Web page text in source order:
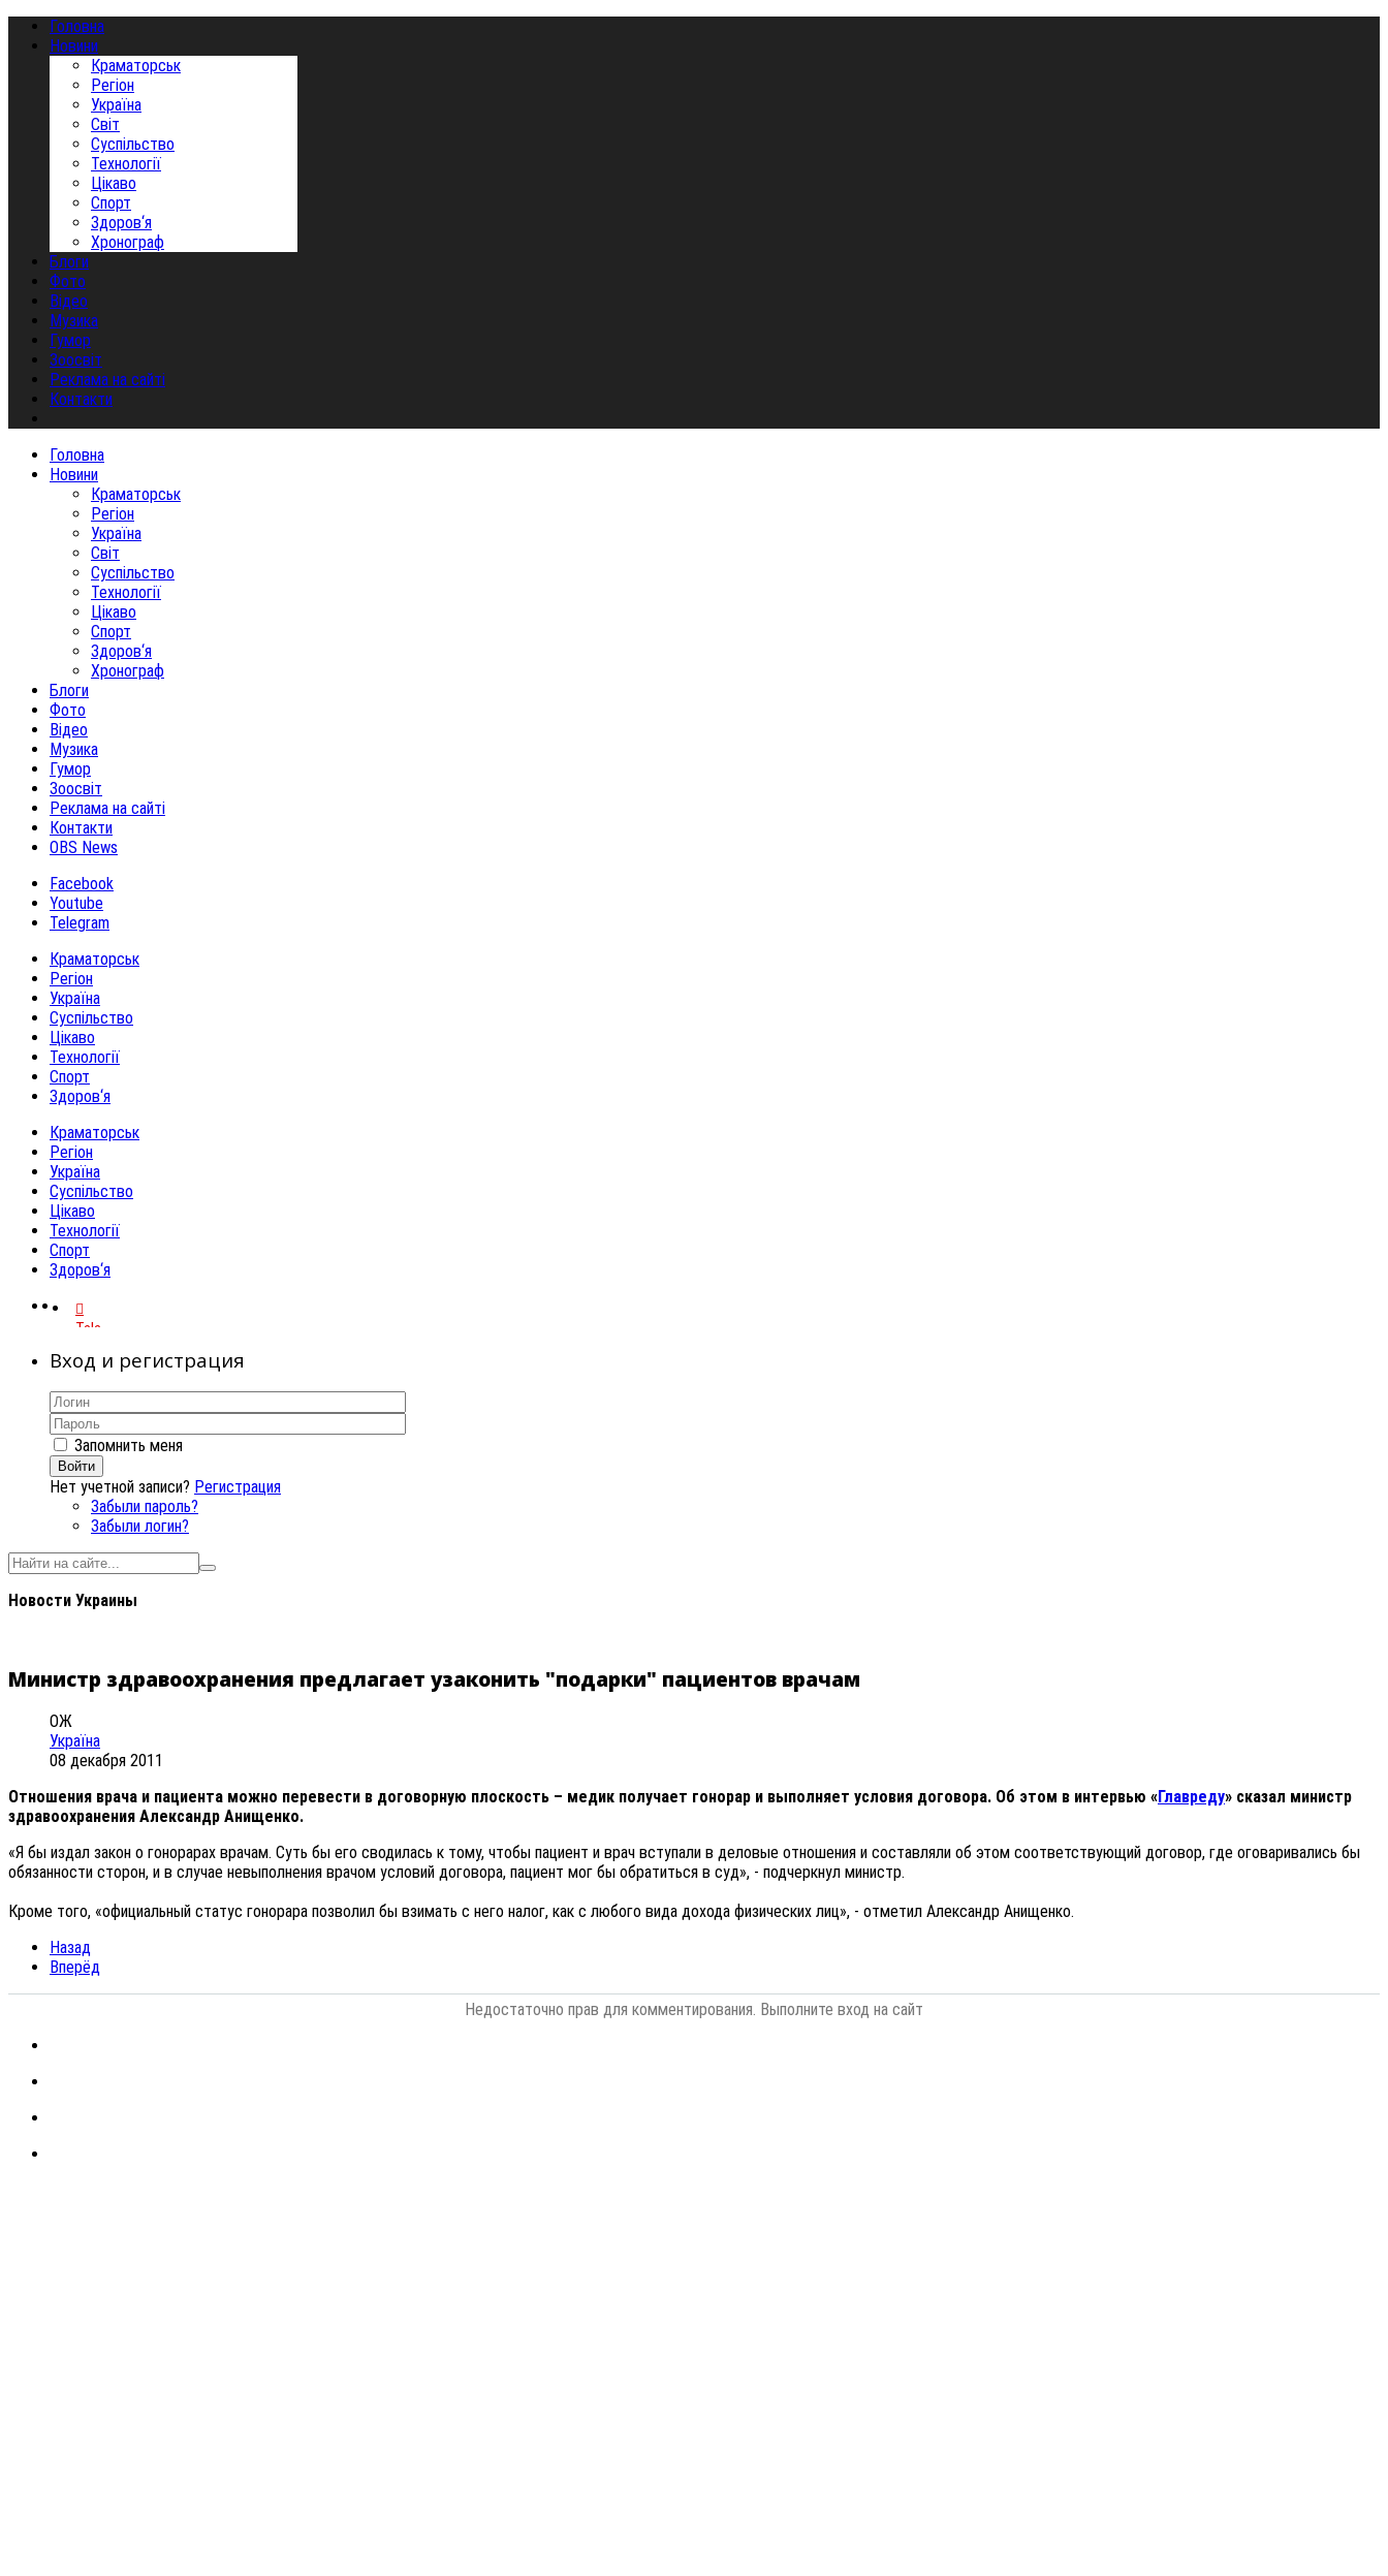
Головна
Новини
Краматорськ
Регіон
Україна
Світ
Суспільство
Технології
Цікаво
Спорт
Здоров‘я
Хронограф
Блоги
Фото
Відео
Музика
Гумор
Зоосвіт
Реклама на сайті
Контакти
Головна
Новини
Краматорськ
Регіон
Україна
Світ
Суспільство
Технології
Цікаво
Спорт
Здоров‘я
Хронограф
Блоги
Фото
Відео
Музика
Гумор
Зоосвіт
Реклама на сайті
Контакти
OBS News
Facebook
Youtube
Telegram
Краматорськ
Регіон
Україна
Суспільство
Цікаво
Технології
Спорт
Здоров‘я
Краматорськ
Регіон
Україна
Суспільство
Цікаво
Технології
Спорт
Здоров‘я
Telegram
Вход и регистрация
Запомнить меня
Войти
Нет учетной записи? Регистрация
Забыли пароль?
Забыли логин?
Новости Украины
Министр здравоохранения предлагает узаконить "подарки" пациентов врачам
ОЖ
Україна
08 декабря 2011
Отношения врача и пациента можно перевести в договорную плоскость – медик получает гонорар и выполняет условия договора. Об этом в интервью «Главреду» сказал министр
здравоохранения Александр Анищенко.
«Я бы издал закон о гонорарах врачам. Суть бы его сводилась к тому, чтобы пациент и врач вступали в деловые отношения и составляли об этом соответствующий договор, где оговаривались бы
обязанности сторон, и в случае невыполнения врачом условий договора, пациент мог бы обратиться в суд», - подчеркнул министр.
Кроме того, «официальный статус гонорара позволил бы взимать с него налог, как с любого вида дохода физических лиц», - отметил Александр Анищенко.
Назад
Вперёд
Недостаточно прав для комментирования. Выполните вход на сайт